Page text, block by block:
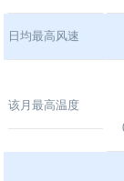
日均最高风速
该月最高温度